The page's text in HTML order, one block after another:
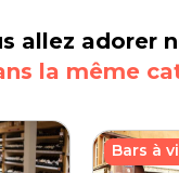
allez adorer
la même
Bars à